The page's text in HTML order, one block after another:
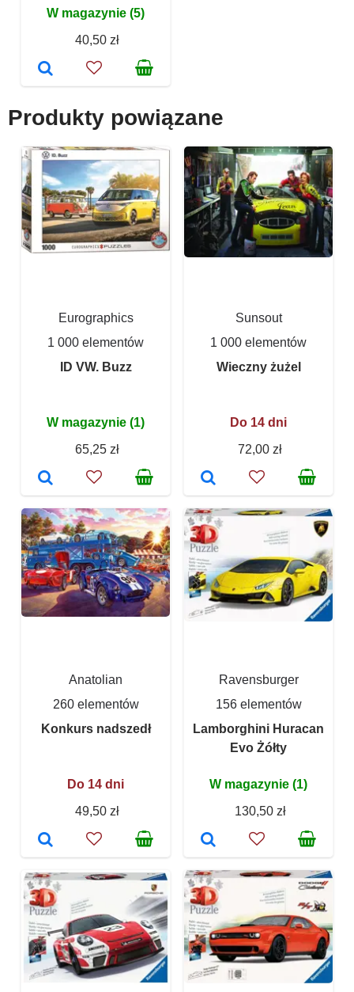
W magazynie (5)
40,50 zł
Produkty powiązane
Eurographics
1 000 elementów
ID VW. Buzz
W magazynie (1)
65,25 zł
Sunsout
1 000 elementów
Wieczny żużel
Do 14 dni
72,00 zł
Anatolian
260 elementów
Konkurs nadszedł
Do 14 dni
49,50 zł
Ravensburger
156 elementów
Lamborghini Huracan
Evo Żółty
W magazynie (1)
130,50 zł